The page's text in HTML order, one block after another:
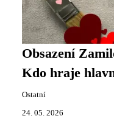
Obsazení
Kdo hraje
Ostatní
24. 05. 2026